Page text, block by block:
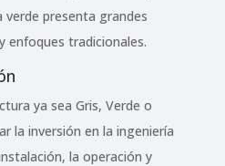
presenta grandes
enfoques tradicionales.
ya sea Gris, Verde o
la inversión en la ingeniería
la operación y